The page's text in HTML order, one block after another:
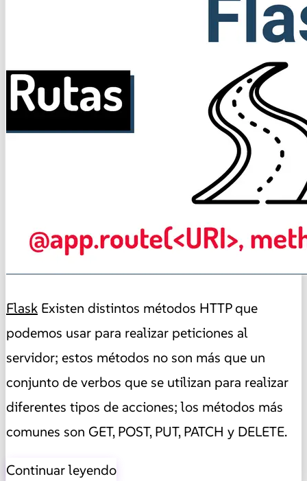
Flask Existen distintos métodos HTTP que
podemos usar para realizar peticiones al
servidor; estos métodos no son más que un
conjunto de verbos que se utilizan para realizar
diferentes tipos de acciones; los métodos más
comunes son GET, POST, PUT, PATCH y DELETE.
Continuar leyendo